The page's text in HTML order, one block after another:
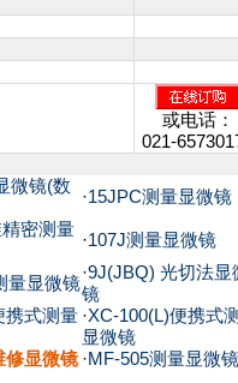
或电话：
021-
微镜(数
·15JPC测量显微镜
密测量
·107J测量显微镜
量显微镜
·9J(JBQ) 光切法显
镜
携式测量 ·XC-100(L)便携式
显微镜
修显微镜 ·MF-505测量显微镜